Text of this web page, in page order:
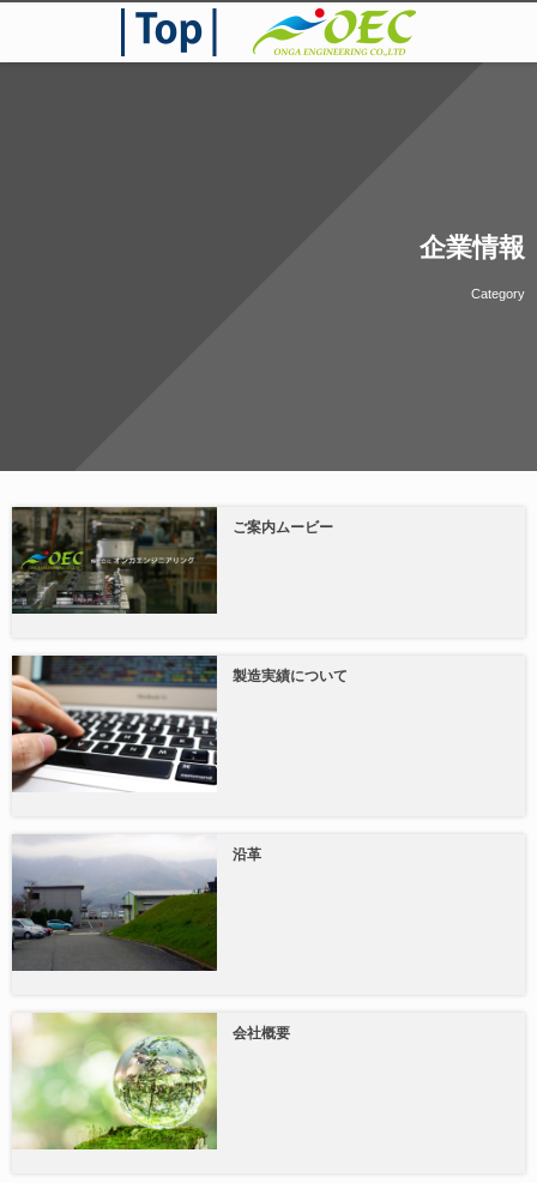
企業情報
Category
ご案内ムービー
製造実績について
沿革
会社概要